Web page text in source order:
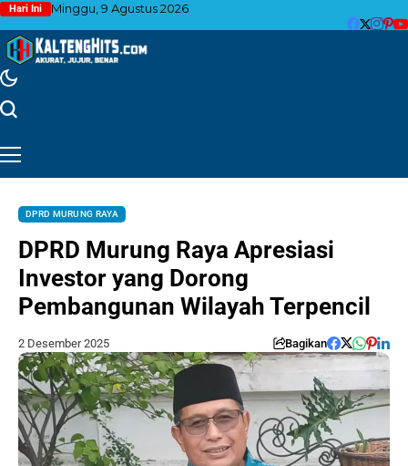
Hari Ini Minggu, 9 Agustus 2026
DPRD MURUNG RAYA
DPRD Murung Raya Apresiasi
Investor yang Dorong
Pembangunan Wilayah Terpencil
2 Desember 2025 Bagikan